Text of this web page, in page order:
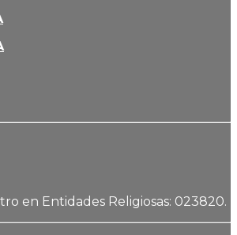
en Entidades Religiosas: 023820.